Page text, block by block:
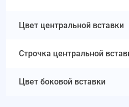
Цвет центральной вставки
Строчка центральной
Цвет боковой вставки